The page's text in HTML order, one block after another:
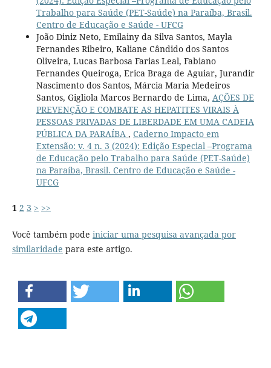
Trabalho para Saúde (PET-Saúde) na Paraíba, Brasil.
Centro de Educação e Saúde - UFCG
João Diniz Neto, Emilainy da Silva Santos, Mayla
Fernandes Ribeiro, Kaliane Cândido dos Santos
Oliveira, Lucas Barbosa Farias Leal, Fabiano
Fernandes Queiroga, Erica Braga de Aguiar, Jurandir
Nascimento dos Santos, Márcia Maria Medeiros
Santos, Gigliola Marcos Bernardo de Lima, AÇÕES DE
PREVENÇÃO E COMBATE AS HEPATITES VIRAIS À
PESSOAS PRIVADAS DE LIBERDADE EM UMA CADEIA
PÚBLICA DA PARAÍBA , Caderno Impacto em
Extensão: v. 4 n. 3 (2024): Edição Especial –Programa
de Educação pelo Trabalho para Saúde (PET-Saúde)
na Paraíba, Brasil. Centro de Educação e Saúde -
UFCG
1 2 3 > >>
Você também pode iniciar uma pesquisa avançada por
similaridade para este artigo.